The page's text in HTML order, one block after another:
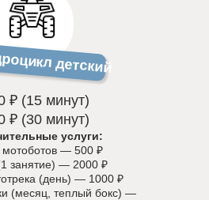
детский
₽ (15 минут)
₽ (30 минут)
услуги:
— 500 ₽
занятие) — 2000 ₽
(день) — 1000 ₽
(месяц, теплый бокс) —